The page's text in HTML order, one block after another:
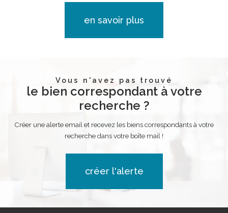
en savoir plus
Vous n'avez pas trouvé
le bien correspondant à votre
recherche ?
Créer une alerte email et recevez les biens correspondants à votre
recherche dans votre boîte mail !
créer l'alerte